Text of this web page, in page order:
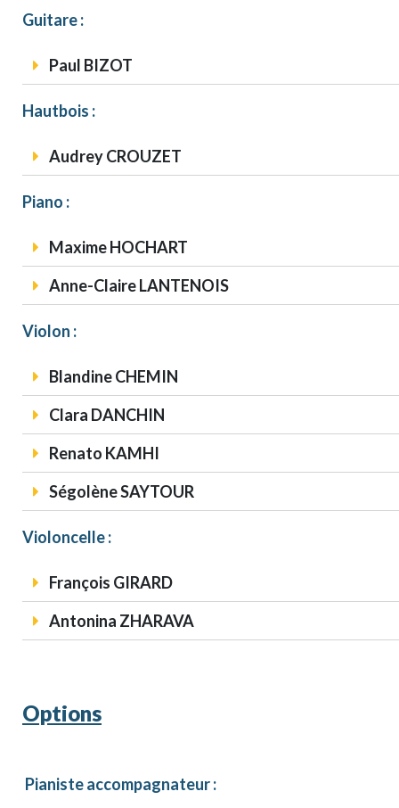
Guitare :
Paul BIZOT
Hautbois :
Audrey CROUZET
Piano :
Maxime HOCHART
Anne-Claire LANTENOIS
Violon :
Blandine CHEMIN
Clara DANCHIN
Renato KAMHI
Ségolène SAYTOUR
Violoncelle :
François GIRARD
Antonina ZHARAVA
Options
Pianiste accompagnateur :